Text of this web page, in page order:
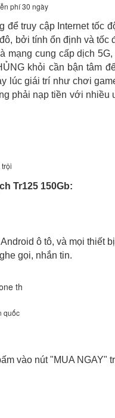
phí 30 ngày
truy cập Internet tốc
bởi tính ổn định và tốc
mạng cung cấp dịch
khỏi cần bận tâm
lúc giái trí như chơi
phải nạp tiền với nhiều
Tr125 150Gb:
ô tô, và mọi thiết
gọi, nhắn tin.
quốc
vào nút "MUA NGAY"